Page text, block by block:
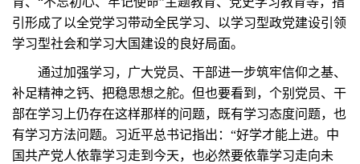
引形成了以全党学习带动全民学习、以学习型政党建设引领
学习型社会和学习大国建设的良好局面。
通过加强学习，广大党员、干部进一步筑牢信仰之基、
补足精神之钙、把稳思想之舵。但也要看到，个别党员、干
部在学习上仍存在这样那样的问题，既有学习态度问题，也
有学习方法问题。习近平总书记指出：“好学才能上进。中
国共产党人依靠学习走到今天，也必然要依靠学习走向未